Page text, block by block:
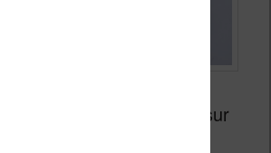
de s’attarder un peu sur
Kobo Libra 2.